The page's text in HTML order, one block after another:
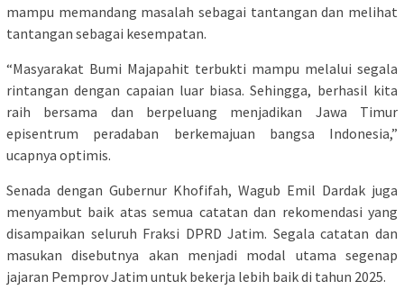
mampu memandang masalah sebagai tantangan dan melihat
tantangan sebagai kesempatan.
“Masyarakat Bumi Majapahit terbukti mampu melalui segala
rintangan dengan capaian luar biasa. Sehingga, berhasil kita
raih bersama dan berpeluang menjadikan Jawa Timur
episentrum peradaban berkemajuan bangsa Indonesia,”
ucapnya optimis.
Senada dengan Gubernur Khofifah, Wagub Emil Dardak juga
menyambut baik atas semua catatan dan rekomendasi yang
disampaikan seluruh Fraksi DPRD Jatim. Segala catatan dan
masukan disebutnya akan menjadi modal utama segenap
jajaran Pemprov Jatim untuk bekerja lebih baik di tahun 2025.